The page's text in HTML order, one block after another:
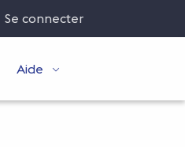
notifications
Se connecter
Aide